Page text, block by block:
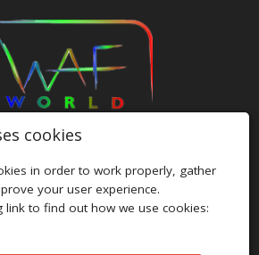
/ABOUT US/GALLERY
/COOKIE POLICY/CONTACT
cookies
in order to work properly, gather
your user experience.
link to find out how we use cookies: